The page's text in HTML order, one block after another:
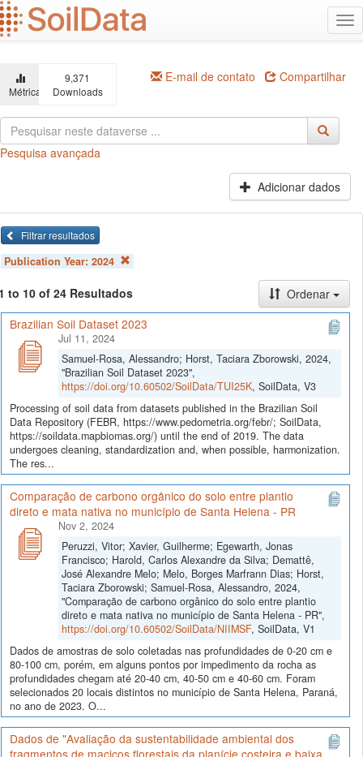
Ir
para
o
principal
Métricas
9,371
Downloads
E-mail de contato Compartilhar
Pesquisa avançada
Adicionar dados
Filtrar resultados
Publication Year: 2024
to 10 of 24 Resultados
Ordenar
Brazilian Soil Dataset 2023
Jul 11, 2024
Samuel-Rosa, Alessandro; Horst, Taciara Zborowski, 2024,
"Brazilian Soil Dataset 2023",
https://doi.org/10.60502/SoilData/TUI25K, SoilData, V3
Processing of soil data from datasets published in the Brazilian Soil
Data Repository (FEBR, https://www.pedometria.org/febr/; SoilData,
https://soildata.mapbiomas.org/) until the end of 2019. The data
undergoes cleaning, standardization and, when possible, harmonization.
The res...
Comparação de carbono orgânico do solo entre plantio
direto e mata nativa no município de Santa Helena - PR
Nov 2, 2024
Peruzzi, Vitor; Xavier, Guilherme; Egewarth, Jonas
Francisco; Harold, Carlos Alexandre da Silva; Demattê,
José Alexandre Melo; Melo, Borges Marfrann Dias; Horst,
Taciara Zborowski; Samuel-Rosa, Alessandro, 2024,
"Comparação de carbono orgânico do solo entre plantio
direto e mata nativa no município de Santa Helena - PR",
https://doi.org/10.60502/SoilData/NIIMSF, SoilData, V1
Dados de amostras de solo coletadas nas profundidades de 0-20 cm e
80-100 cm, porém, em alguns pontos por impedimento da rocha as
profundidades chegam até 20-40 cm, 40-50 cm e 40-60 cm. Foram
selecionados 20 locais distintos no município de Santa Helena, Paraná,
no ano de 2023. O...
Dados de "Avaliação da sustentabilidade ambiental dos
fragmentos de maciços florestais da planície costeira e baixa